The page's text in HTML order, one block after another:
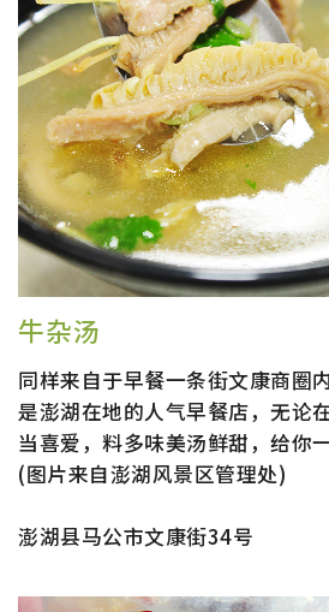
牛杂汤
同样来自于早餐一条街文康商圈
是澎湖在地的人气早餐店，无论
当喜爱，料多味美汤鲜甜，给你
(图片来自澎湖风景区管理处)
澎湖县马公市文康街34号